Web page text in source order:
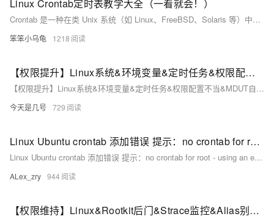
Linux Crontab定时表教学大全（一看就会！）
Crontab 是一种在类 Unix 系统（如 Linux、FreeBSD、Solaris 等）中用于设置和管理定时任务的实用工具。通过编写 crontab 文件，用户可以安排命令或脚本在特定的时间点或周期性地自动执行。本教学将引导您了解 crontab 的基本概念、使用方法、语法和常见问题解决。
笨笨小乌龟 1218
【权限提升】Linux系统&环境变量&定时任务&权限配置不当&MDUT自动化
【权限提升】Linux系统&环境变量&定时任务&权限配置不当&MDUT自动化
今天是几号 729
Linux Ubuntu crontab 添加错误 提示：no crontab for root - using an empty one 888
Linux Ubuntu crontab 添加错误 提示：no crontab for root - using an empty one 888
ALex_zry 944
【权限维持】Linux&Rootkit后门&Strace监控&Alias别名&Cron定时任务